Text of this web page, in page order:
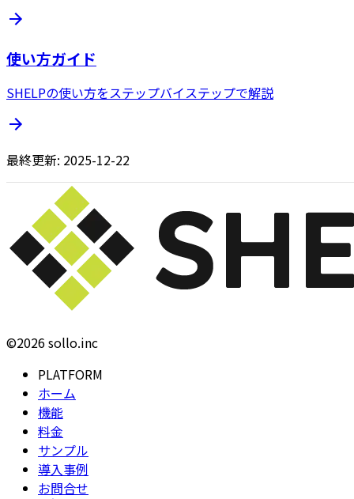
使い方ガイド
SHELPの使い方をステップバイステップで解説
最終更新: 2025-12-22
©2026 sollo.inc
PLATFORM
ホーム
機能
料金
サンプル
導入事例
お問合せ